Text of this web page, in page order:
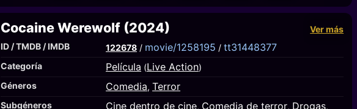
Cocaine Werewolf (2024)
Ver más
ID / TMDB / IMDB
122678 / movie/1258195 / tt31448377
Categoría Película (Live Action)
Géneros
Comedia, Terror
Subgéneros Cine dentro de cine, Comedia de terror, Drogas,